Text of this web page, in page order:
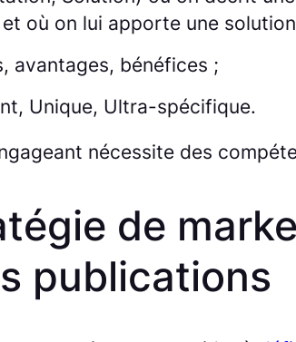
où on lui apporte une
avantages, bénéfices ;
Unique, Ultra-spécifique.
nécessite des
de
publications